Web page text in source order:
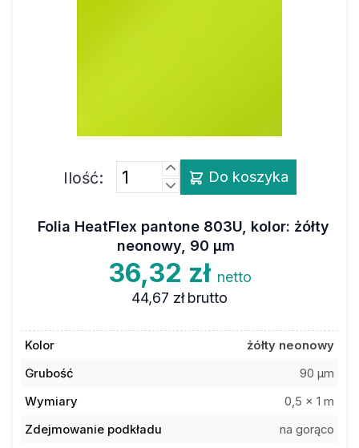
Ilość: Do koszyka
Folia HeatFlex pantone 803U, kolor: żółty
neonowy, 90 µm
36,32 zł netto
44,67 zł brutto
Kolor
żółty neonowy
Grubość
90 µm
Wymiary
0,5 x 1 m
Zdejmowanie podkładu
na gorąco